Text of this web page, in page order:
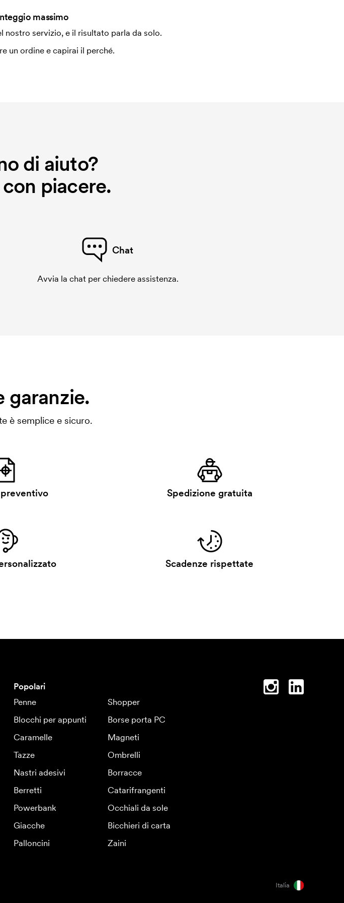
massimo
servizio, e il risultato parla da solo.
un ordine e capirai il perché.
di aiuto?
piacere.
Chat
Avvia la chat per chiedere assistenza.
garanzie.
è semplice e sicuro.
preventivo Spedizione gratuita
Scadenze rispettate
Popolari
Penne
Shopper
Blocchi per appunti
Borse porta PC
Caramelle
Magneti
Tazze
Ombrelli
Nastri adesivi
Borracce
Berretti
Catarifrangenti
Powerbank
Occhiali da sole
Giacche
Bicchieri di carta
Palloncini
Zaini
Italia